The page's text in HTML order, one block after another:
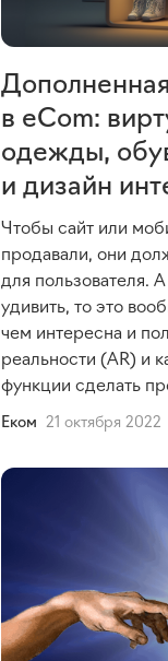
в eCom:
одежды,
и дизайн
Чтобы сайт или
продавали, они
для пользователя.
удивить, то это
чем интересна и
реальности (AR) и
функции сделать
Еком 21 октября 2022